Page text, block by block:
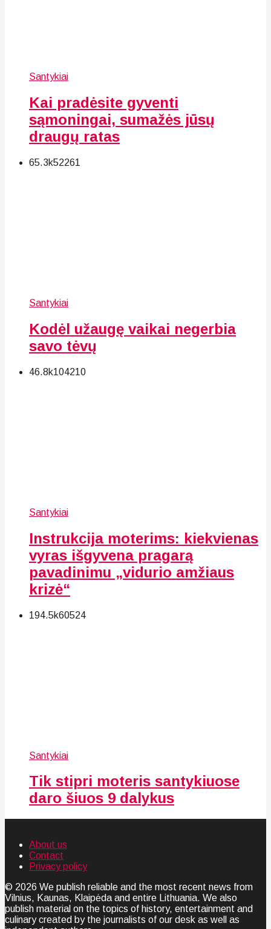
Santykiai
Kai pradėsite gyventi
sąmoningai, sumažės jūsų
draugų ratas
65.3k52261
Santykiai
Kodėl užaugę vaikai negerbia
savo tėvų
46.8k104210
Santykiai
Instrukcija moterims: kiekvienas
vyras išgyvena pragarą
pavadinimu „vidurio amžiaus
krizė“
194.5k60524
Santykiai
Tik stipri moteris santykiuose
daro šiuos 9 dalykus
About us
Contact
Privacy policy
© 2026 We publish reliable and the most recent news from
Vilnius, Kaunas, Klaipėda and entire Lithuania. We also
publish material on the topics of history, entertainment and
culinary created by the journalists of our desk as well as